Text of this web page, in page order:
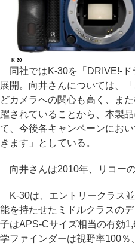
K-30
同社ではK-30を「DRIVE!-ド
展開。向井さんについては、
どカメラへの関心も高く、ま
躍されていることから、本製
て、今後各キャンペーンにお
きます」としている。
向井さんは2010年、リコー
K-30は、エントリークラス
能を持たせたミドルクラスの
子はAPS-Cサイズ相当の有効
学ファインダーは視野率100％